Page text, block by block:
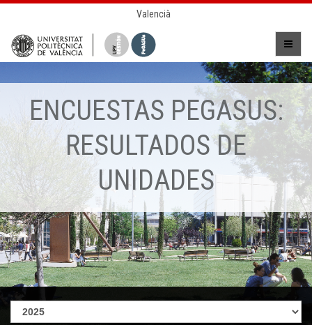
Valencià
ENCUESTAS PEGASUS:
RESULTADOS DE
UNIDADES